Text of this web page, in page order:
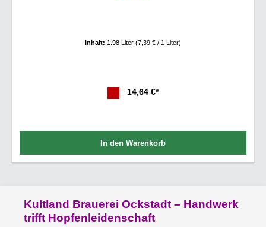
Inhalt: 1.98 Liter (7,39 € / 1 Liter)
14,64 €*
In den Warenkorb
Kultland Brauerei Ockstadt – Handwerk
trifft Hopfenleidenschaft